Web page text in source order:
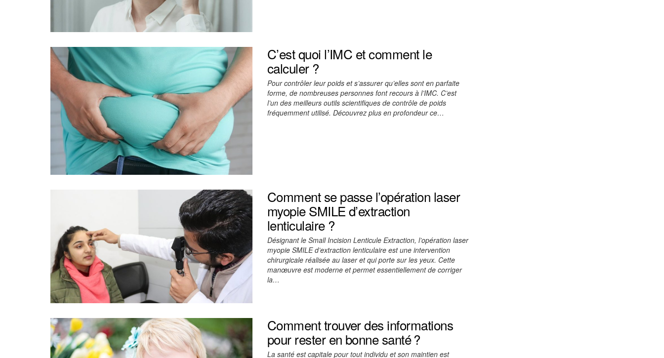
C’est quoi l’IMC et comment le
calculer ?
Pour contrôler leur poids et s’assurer qu’elles sont en parfaite
forme, de nombreuses personnes font recours à l’IMC. C’est
l’un des meilleurs outils scientifiques de contrôle de poids
fréquemment utilisé. Découvrez plus en profondeur ce…
Comment se passe l’opération laser
myopie SMILE d’extraction
lenticulaire ?
Désignant le Small Incision Lenticule Extraction, l’opération laser
myopie SMILE d’extraction lenticulaire est une intervention
chirurgicale réalisée au laser et qui porte sur les yeux. Cette
manœuvre est moderne et permet essentiellement de corriger
la…
Comment trouver des informations
pour rester en bonne santé ?
La santé est capitale pour tout individu et son maintien est